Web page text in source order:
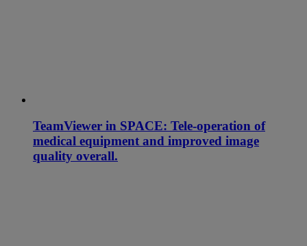
TeamViewer in SPACE: Tele-operation of
medical equipment and improved image
quality overall.